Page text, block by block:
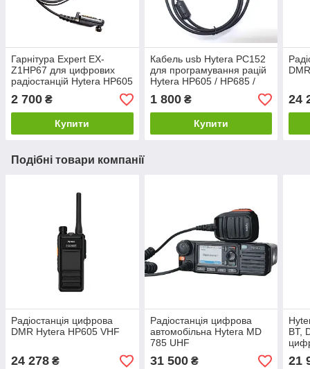
Гарнітура Expert EX-
Z1HP67 для цифрових
радіостанцій Hytera HP605
/ HP685 / HP705 / HP785
2 700 ₴
Купити
Кабель usb Hytera PC152
для програмування рацій
Hytera HP605 / HP685 /
HP705 / HP785
1 800₴
Купити
24
Подібні товари компанії
Радіостанція цифрова
DMR Hytera HP605 VHF
24 278 ₴
Радіостанція цифрова
автомобільна Hytera MD
785 UHF
31 500₴
BT,
21